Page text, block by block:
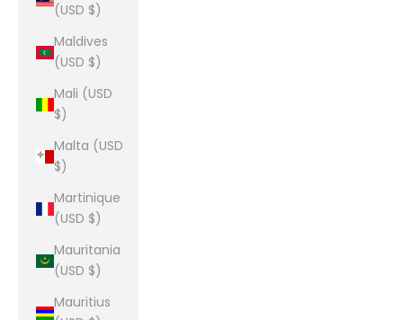
(USD $)
Maldives
(USD $)
Mali (USD
$)
Malta (USD
$)
Martinique
(USD $)
Mauritania
(USD $)
Mauritius